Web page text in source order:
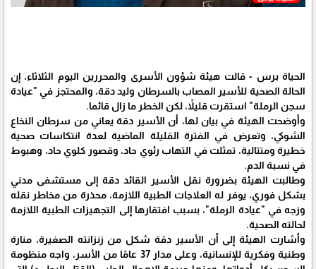
الحياة برس - قالت هيئة شؤون الأسرى والمحررين اليوم الثلاثاء، إن
الحالة الصحية للأسير المصاب بالسرطان وليد دقة، والمحتجز في "عيادة
سجن الرملة" استقرت قليلاً، لكن الخطر ما زال قائما.
وأوضحت الهيئة في بيان لها، أن الأسير دقة يعاني من سرطان النخاع
الشوكي، وتعرض في الفترة القليلة الماضية لعدة انتكاسات صحية
خطيرة ومتتالية، تمثلت في التهاب رئوي حاد، وقصور كلوي حاد، وهبوط
في نسبة الدم.
وطالبت الهيئة بضرورة نقل الأسير القائد دقة إلى مستشفى مدني
بشكل فوري، يوفر له العلاجات الطبية اللازمة، محذرة من مخاطر نقله
وزجه في "عيادة الرملة"، بسبب افتقارها إلى التجهيزات الطبية اللازمة
لحالته الصحية.
وأشارت الهيئة إلى أن الأسير دقة شكل من زنزانته الصغيرة، منارة
وطنية وفكرية للإنسانية، وعلى مدار 37 عامًا من الأسر، واجه منظومة